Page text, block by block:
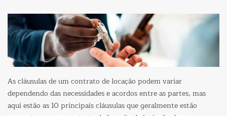
As cláusulas de um contrato de locação podem variar
dependendo das necessidades e acordos entre as partes, mas
aqui estão as 10 principais cláusulas que geralmente estão